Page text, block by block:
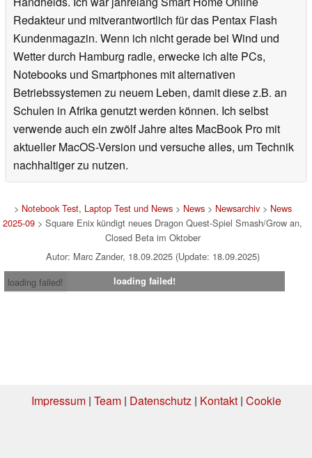
Redakteur und mitverantwortlich für das Pentax Flash
Kundenmagazin. Wenn ich nicht gerade bei Wind und
Wetter durch Hamburg radle, erwecke ich alte PCs,
Notebooks und Smartphones mit alternativen
Betriebssystemen zu neuem Leben, damit diese z.B. an
Schulen in Afrika genutzt werden können. Ich selbst
verwende auch ein zwölf Jahre altes MacBook Pro mit
aktueller MacOS-Version und versuche alles, um Technik
nachhaltiger zu nutzen.
> Notebook Test, Laptop Test und News> News> Newsarchiv> News
2025-09 > Square Enix kündigt neues Dragon Quest-Spiel Smash/Grow an,
Closed Beta im Oktober
Autor: Marc Zander, 18.09.2025 (Update: 18.09.2025)
loading failed!
loading failed!
Impressum| Team| Datenschutz| Kontakt| Cookie